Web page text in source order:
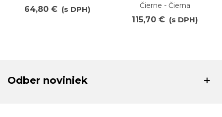
64,80 € (s DPH)
Čierne - Čierna
115,70 € (s DPH)
Odber noviniek